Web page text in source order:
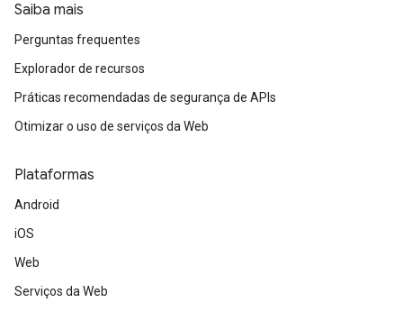
Saiba mais
Perguntas frequentes
Explorador de recursos
Práticas recomendadas de segurança de APIs
Otimizar o uso de serviços da Web
Plataformas
Android
iOS
Web
Serviços da Web